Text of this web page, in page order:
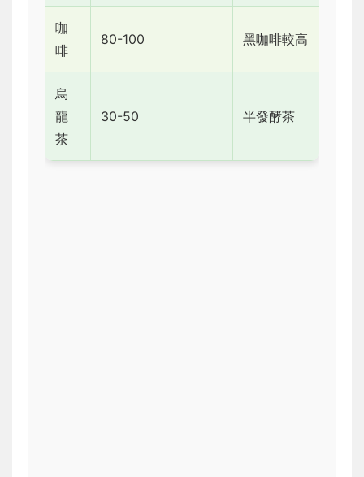
咖
啡
80-100 黑咖啡較高
烏
龍
茶
30-50 半發酵茶